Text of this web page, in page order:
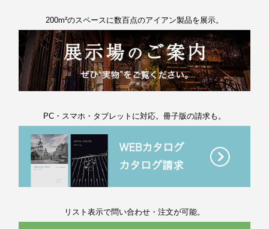
200m²のスペースに数百点のアイアン製品を展示。
PC・スマホ・タブレットに対応。冊子版の請求も。
リスト表示で問い合わせ・注文が可能。